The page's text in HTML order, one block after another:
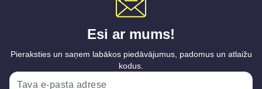
Esi ar mums!
Pieraksties un saņem labākos piedāvājumus, padomus un atlaižu
kodus.